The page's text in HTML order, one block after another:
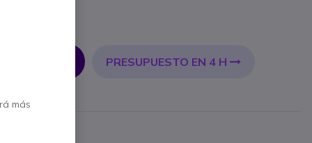
PRESUPUESTO EN 4 H
más